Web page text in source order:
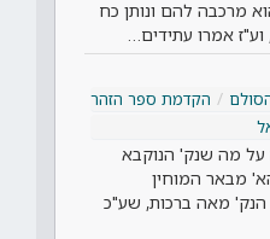
מרכבה להם ונותן כח
אמרו עתידים…
הקדמת ספר הזהר
מה שנק' הנוקבא
מבאר המוחין
הנק' מאה ברכות, שע"כ